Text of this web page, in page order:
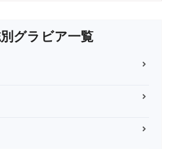
グラビア一覧